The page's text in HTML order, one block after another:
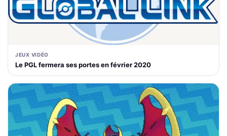
JEUX VIDÉO
Le PGL fermera ses portes en février 2020